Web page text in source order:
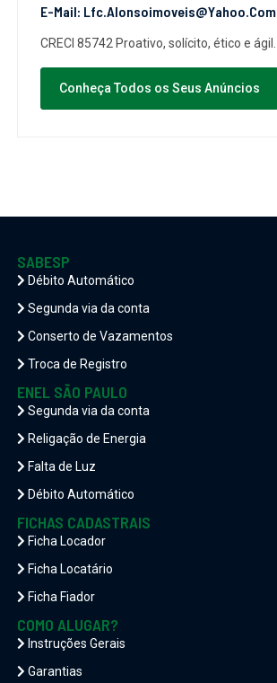
E-Mail: Lfc.alonsoimoveis@yahoo.com
CRECI 85742 Proativo, solícito, ético e ágil.
Conheça Todos os Seus Anúncios
SABESP
Débito Automático
Segunda via da conta
Conserto de Vazamentos
Troca de Registro
ENEL SÃO PAULO
Segunda via da conta
Religação de Energia
Falta de Luz
Débito Automático
FICHAS CADASTRAIS
Ficha Locador
Ficha Locatário
Ficha Fiador
COMO ALUGAR?
Instruções Gerais
Garantias